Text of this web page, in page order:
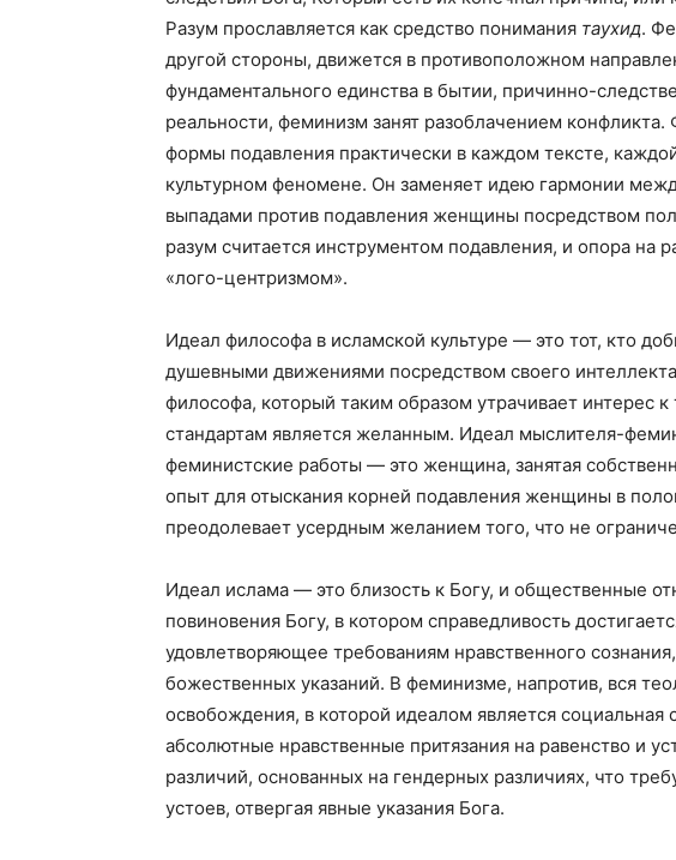
Разум прославляется как средство понимания таухид.
другой стороны, движется в противоположном
фундаментального единства в бытии, причинно-
реальности, феминизм занят разоблачением
формы подавления практически в каждом тексте,
культурном феномене. Он заменяет идею гармонии
выпадами против подавления женщины посредством
разум считается инструментом подавления, и опора на
«лого-центризмом».
Идеал философа в исламской культуре — это тот, кто
душевными движениями посредством своего
философа, который таким образом утрачивает интерес
стандартам является желанным. Идеал мыслителя-
феминистские работы — это женщина, занятая
опыт для отыскания корней подавления женщины в
преодолевает усердным желанием того, что не
Идеал ислама — это близость к Богу, и общественные
повиновения Богу, в котором справедливость
удовлетворяющее требованиям нравственного
божественных указаний. В феминизме, напротив, вся
освобождения, в которой идеалом является
абсолютные нравственные притязания на равенство и
различий, основанных на гендерных различиях, что
устоев, отвергая явные указания Бога.